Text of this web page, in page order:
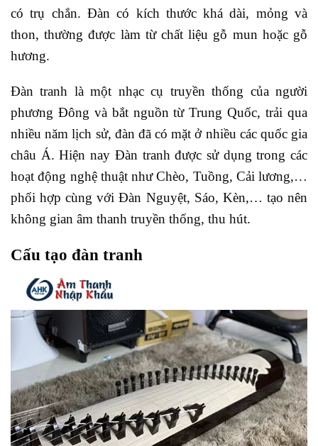
có trụ chắn. Đàn có kích thước khá dài, mỏng và
thon, thường được làm từ chất liệu gỗ mun hoặc gỗ
hương.
Đàn tranh là một nhạc cụ truyền thống của người
phương Đông và bắt nguồn từ Trung Quốc, trải qua
nhiều năm lịch sử, đàn đã có mặt ở nhiều các quốc gia
châu Á. Hiện nay Đàn tranh được sử dụng trong các
hoạt động nghệ thuật như Chèo, Tuồng, Cải lương,…
phối hợp cùng với Đàn Nguyệt, Sáo, Kèn,… tạo nên
không gian âm thanh truyền thống, thu hút.
Cấu tạo đàn tranh